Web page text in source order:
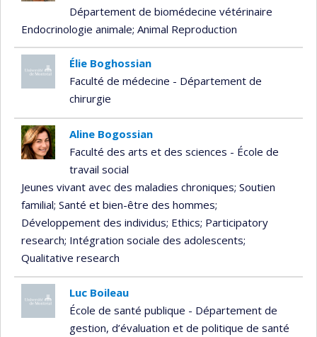
Département de biomédecine vétérinaire
Endocrinologie animale; Animal Reproduction
Élie Boghossian
Faculté de médecine - Département de
chirurgie
Aline Bogossian
Faculté des arts et des sciences - École de
travail social
Jeunes vivant avec des maladies chroniques; Soutien
familial; Santé et bien-être des hommes;
Développement des individus; Ethics; Participatory
research; Intégration sociale des adolescents;
Qualitative research
Luc Boileau
École de santé publique - Département de
gestion, d’évaluation et de politique de santé